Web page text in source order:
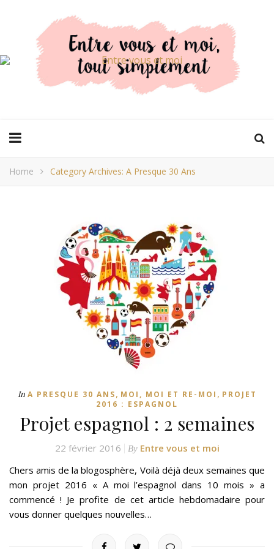
Home Category Archives: A Presque 30 Ans
In A PRESQUE 30 ANS, MOI, MOI ET RE-MOI , PROJET
2016 : ESPAGNOL
Projet espagnol : 2 semaines
22 février 2016 By Entre vous et moi
Chers amis de la blogosphère, Voilà déjà deux semaines que
mon projet 2016 « A moi l’espagnol dans 10 mois » a
commencé ! Je profite de cet article hebdomadaire pour
vous donner quelques nouvelles…